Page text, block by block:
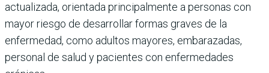
actualizada, orientada principalmente a personas con
mayor riesgo de desarrollar formas gra­ves de la
enfermedad, como adultos mayores, embara­zadas,
personal de salud y pacientes con enfermeda­des